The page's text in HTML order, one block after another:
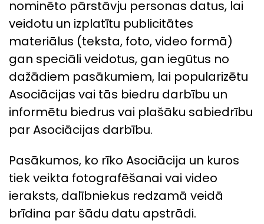
nominēto pārstāvju personas datus, lai
veidotu un izplatītu publicitātes
materiālus (teksta, foto, video formā)
gan speciāli veidotus, gan iegūtus no
dažādiem pasākumiem, lai popularizētu
Asociācijas vai tās biedru darbību un
informētu biedrus vai plašāku sabiedrību
par Asociācijas darbību.
Pasākumos, ko rīko Asociācija un kuros
tiek veikta fotografēšanai vai video
ieraksts, dalībniekus redzamā veidā
brīdina par šādu datu apstrādi.